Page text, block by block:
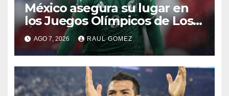
México asegura su lugar en
los Juegos Olímpicos de Los
Ángeles 2028
AGO 7, 2026 RAUL GOMEZ